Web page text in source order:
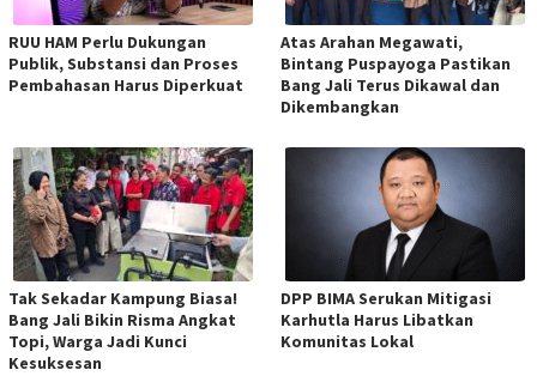
RUU HAM Perlu Dukungan
Publik, Substansi dan Proses
Pembahasan Harus Diperkuat
Atas Arahan Megawati,
Bintang Puspayoga Pastikan
Bang Jali Terus Dikawal dan
Dikembangkan
Tak Sekadar Kampung Biasa!
Bang Jali Bikin Risma Angkat
Topi, Warga Jadi Kunci
Kesuksesan
DPP BIMA Serukan Mitigasi
Karhutla Harus Libatkan
Komunitas Lokal